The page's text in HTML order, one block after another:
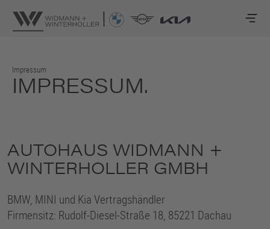
Impressum
IMPRESSUM.
AUTOHAUS WIDMANN +
WINTERHOLLER GMBH
BMW, MINI und Kia Vertragshändler
Firmensitz: Rudolf-Diesel-Straße 18, 85221 Dachau